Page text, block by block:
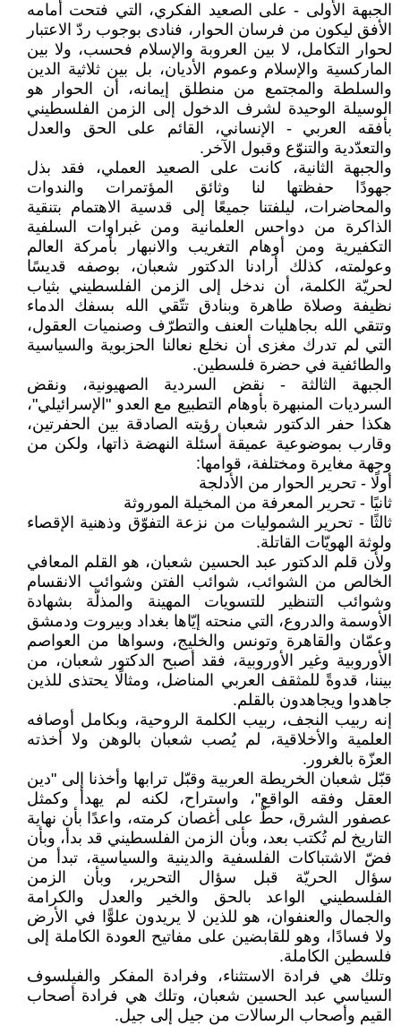
الجبهة الأولى - على الصعيد الفكري، التي فتحت أمامه
الأفق ليكون من فرسان الحوار، فنادى بوجوب ردّ الاعتبار
لحوار التكامل، لا بين العروبة والإسلام فحسب، ولا بين
الماركسية والإسلام وعموم الأديان، بل بين ثلاثية الدين
والسلطة والمجتمع من منطلق إيمانه، أن الحوار هو
الوسيلة الوحيدة لشرف الدخول إلى الزمن الفلسطيني
بأفقه العربي - الإنساني، القائم على الحق والعدل
والتعدّدية والتنوّع وقبول الآخر.
والجبهة الثانية، كانت على الصعيد العملي، فقد بذل
جهودًا حفظتها لنا وثائق المؤتمرات والندوات
والمحاضرات، ليلفتنا جميعًا إلى قدسية الاهتمام بتنقية
الذاكرة من دواحس العلمانية ومن غبراوات السلفية
التكفيرية ومن أوهام التغريب والانبهار بأمركة العالم
وعولمته، كذلك أرادنا الدكتور شعبان، بوصفه قديسًا
لحريّة الكلمة، أن ندخل إلى الزمن الفلسطيني بثياب
نظيفة وصلاة طاهرة وبنادق تتّقي الله بسفك الدماء
وتتقي الله بجاهليات العنف والتطرّف وصنميات العقول،
التي لم تدرك مغزى أن نخلع نعالنا الحزبوية والسياسية
والطائفية في حضرة فلسطين.
الجبهة الثالثة - نقض السردية الصهيونية، ونقض
السرديات المنبهرة بأوهام التطبيع مع العدو "الإسرائيلي"،
هكذا حفر الدكتور شعبان رؤيته الصادقة بين الحفرتين،
وقارب بموضوعية عميقة أسئلة النهضة ذاتها، ولكن من
وجهة مغايرة ومختلفة، قوامها:
أولًا - تحرير الحوار من الأدلجة
ثانيًا - تحرير المعرفة من المخيلة الموروثة
ثالثًا - تحرير الشموليات من نزعة التفوّق وذهنية الإقصاء
ولوثة الهويّات القاتلة.
ولأن قلم الدكتور عبد الحسين شعبان، هو القلم المعافي
الخالص من الشوائب، شوائب الفتن وشوائب الانقسام
وشوائب التنظير للتسويات المهينة والمذلّة بشهادة
الأوسمة والدروع، التي منحته إيّاها بغداد وبيروت ودمشق
وعمّان والقاهرة وتونس والخليج، وسواها من العواصم
الأوروبية وغير الأوروبية، فقد أصبح الدكتور شعبان، من
بيننا، قدوةً للمثقف العربي المناضل، ومثالًا يحتذى للذين
جاهدوا ويجاهدون بالقلم.
إنه ربيب النجف، ربيب الكلمة الروحية، وبكامل أوصافه
العلمية والأخلاقية، لم يُصب شعبان بالوهن ولا أخذته
العزّة بالغرور.
قبّل شعبان الخريطة العربية وقبّل ترابها وأخذنا إلى "دين
العقل وفقه الواقع"، واستراح، لكنه لم يهدأ وكمثل
عصفور الشرق، حطّ على أغصان كرمته، واعدًا بأن نهاية
التاريخ لم تُكتب بعد، وبأن الزمن الفلسطيني قد بدأ، وبأن
فضّ الاشتباكات الفلسفية والدينية والسياسية، تبدأ من
سؤال الحريّة قبل سؤال التحرير، وبأن الزمن
الفلسطيني الواعد بالحق والخير والعدل والكرامة
والجمال والعنفوان، هو للذين لا يريدون علوًّا في الأرض
ولا فسادًا، وهو للقابضين على مفاتيح العودة الكاملة إلى
فلسطين الكاملة.
وتلك هي فرادة الاستثناء، وفرادة المفكر والفيلسوف
السياسي عبد الحسين شعبان، وتلك هي فرادة أصحاب
القيم وأصحاب الرسالات من جيل إلى جيل.